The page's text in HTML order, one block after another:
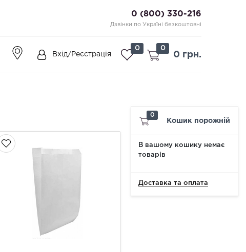
0 (800) 330-216
Дзвінки по Україні безкоштовні
Вхід/Реєстрація
0 0
0 грн.
0
Кошик порожній
В вашому кошику немає
товарів
Доставка та оплата